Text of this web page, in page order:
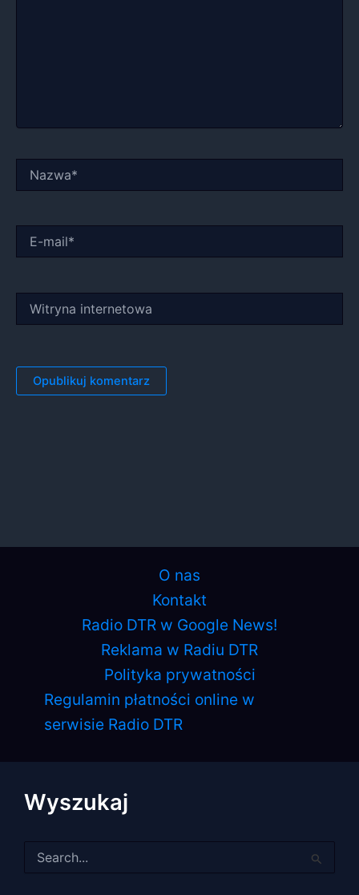
mail*
internetowa
O nas
Kontakt
Radio DTR w Google News!
Reklama w Radiu DTR
Polityka prywatności
Regulamin płatności online w
serwisie Radio DTR
Wyszukaj
dla: